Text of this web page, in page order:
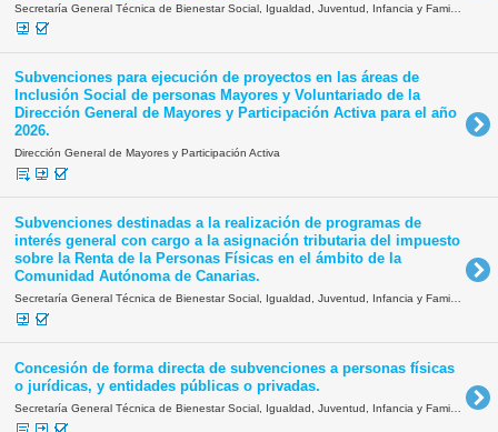
Subvenciones para ejecución de proyectos en las áreas de
Inclusión Social de personas Mayores y Voluntariado de la
Dirección General de Mayores y Participación Activa para el año
2026.
Dirección General de Mayores y Participación Activa
Subvenciones destinadas a la realización de programas de
interés general con cargo a la asignación tributaria del impuesto
sobre la Renta de la Personas Físicas en el ámbito de la
Comunidad Autónoma de Canarias.
Concesión de forma directa de subvenciones a personas físicas
o jurídicas, y entidades públicas o privadas.